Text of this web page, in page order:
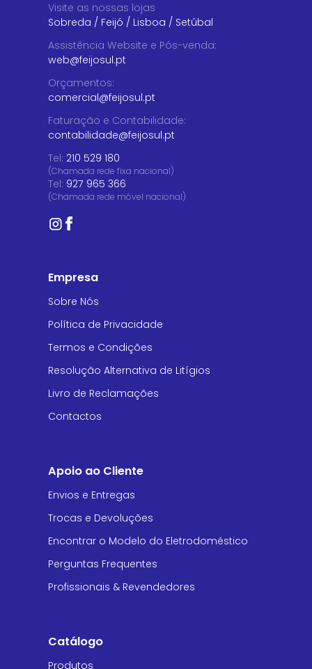
Visite as nossas lojas
Sobreda / Feijó / Lisboa / Setúbal
Assistência Website e Pós-venda:
web@feijosul.pt
Orçamentos:
comercial@feijosul.pt
Faturação e Contabilidade:
contabilidade@feijosul.pt
Tel: 210 529 180
(Chamada rede fixa nacional)
Tel: 927 965 366
(Chamada rede móvel nacional)
Empresa
Sobre Nós
Política de Privacidade
Termos e Condições
Resolução Alternativa de Litígios
Livro de Reclamações
Contactos
Apoio ao Cliente
Envios e Entregas
Trocas e Devoluções
Encontrar o Modelo do Eletrodoméstico
Perguntas Frequentes
Profissionais & Revendedores
Catálogo
Produtos